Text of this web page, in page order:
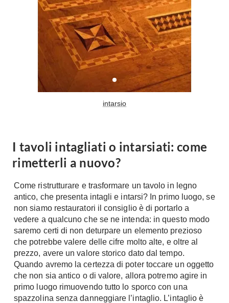
Materassi
Lattice
Memory Foam
Reti Letto
Cuscini
Consigli materassi
Sanitari
Cabine Doccia
Accessori Bagno
Rubinetteria
Vasche da Bagno
Giardino
Arredo giardino
Tende da sole
Gazebo
A Chiocciola
Scale Interni
Ringhiere
Rivestimenti
Ceramica
Cotto
Gres
Laminato
Carta da parati
Pavimenti esterni
Fai da Te
Fai da te in giardino
Il fai da te in bagno
Casa fai da te
Bricolage
intarsio
I tavoli intagliati o intarsiati: come
rimetterli a nuovo?
Come ristrutturare e trasformare un tavolo in legno
antico, che presenta intagli e intarsi? In primo luogo, se
non siamo restauratori il consiglio è di portarlo a
vedere a qualcuno che se ne intenda: in questo modo
saremo certi di non deturpare un elemento prezioso
che potrebbe valere delle cifre molto alte, e oltre al
prezzo, avere un valore storico dato dal tempo.
Quando avremo la certezza di poter toccare un oggetto
che non sia antico o di valore, allora potremo agire in
primo luogo rimuovendo tutto lo sporco con una
spazzolina senza danneggiare l’intaglio. L’intaglio è